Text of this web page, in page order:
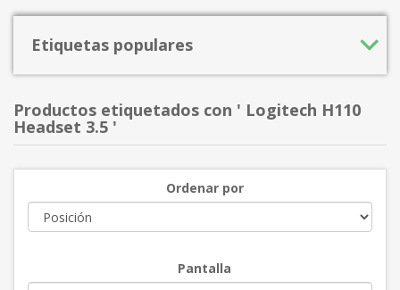
Etiquetas populares
Productos etiquetados con ' Logitech H110
Headset 3.5 '
Ordenar por
Pantalla